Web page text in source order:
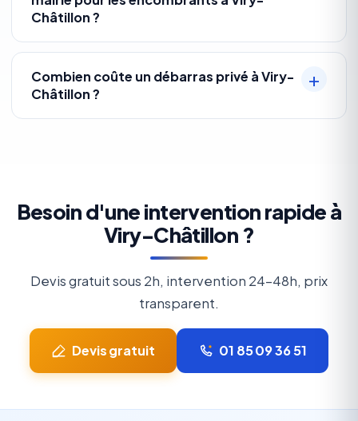
Châtillon ?
Combien coûte un débarras privé à Viry-
Châtillon ?
Besoin d'une intervention rapide à
Viry-Châtillon ?
Devis gratuit sous 2h, intervention 24-48h, prix
transparent.
Devis gratuit 01 85 09 36 51